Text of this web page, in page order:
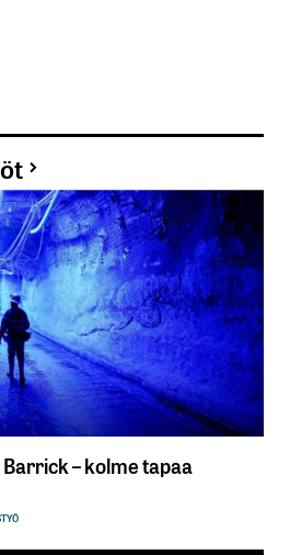
– kolme tapaa